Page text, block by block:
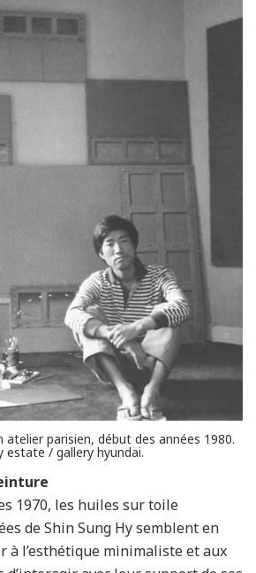
atelier parisien, début des années 1980.
estate / gallery hyundai.
1970, les huiles sur toile
de Shin Sung Hy semblent en
à l’esthétique minimaliste et aux